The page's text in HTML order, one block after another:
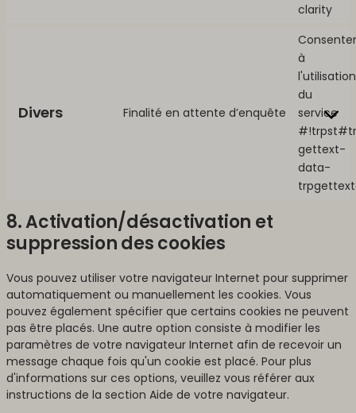
clarity
Divers Finalité en attente d’enquête
à
l'utilisation
du
service
gettext-
data-
8. Activation/désactivation et
suppression des cookies
Vous pouvez utiliser votre navigateur Internet pour supprimer
automatiquement ou manuellement les cookies. Vous
pouvez également spécifier que certains cookies ne peuvent
pas être placés. Une autre option consiste à modifier les
paramètres de votre navigateur Internet afin de recevoir un
message chaque fois qu'un cookie est placé. Pour plus
d'informations sur ces options, veuillez vous référer aux
instructions de la section Aide de votre navigateur.